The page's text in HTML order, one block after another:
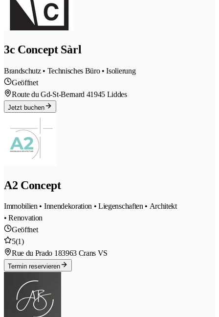
3c Concept Sàrl
Brandschutz • Technisches Büro • Isolierung
Geöffnet
Route du Gd-St-Bernard 41945 Liddes
Jetzt buchen
A2 Concept
Immobilien • Innendekoration • Liegenschaften • Architekt
• Renovation
Geöffnet
5(1)
Rue du Prado 183963 Crans VS
Termin reservieren